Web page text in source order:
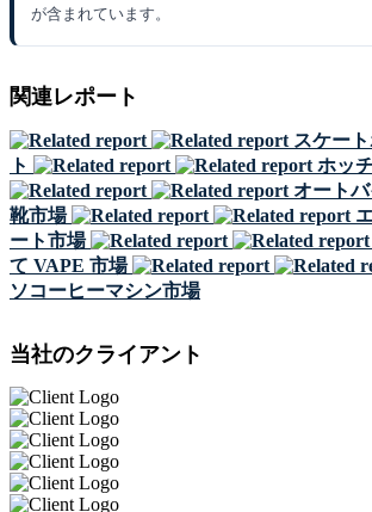
が含まれています。
関連レポート
スケー
ト
ホッ
オート
靴市場
ート市場
て VAPE 市場
ソコーヒーマシン市場
当社のクライアント